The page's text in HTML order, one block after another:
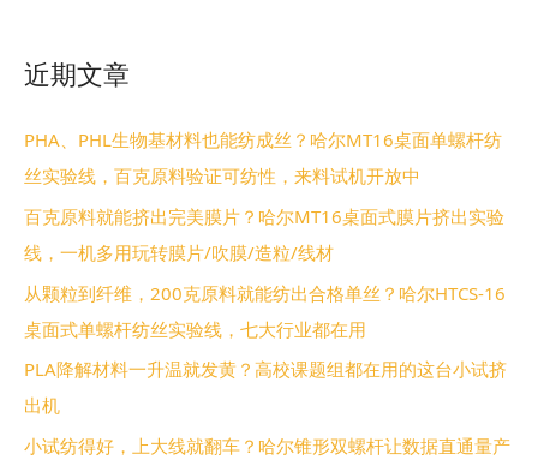
近期文章
PHA、PHL生物基材料也能纺成丝？哈尔MT16桌面单螺杆纺
丝实验线，百克原料验证可纺性，来料试机开放中
百克原料就能挤出完美膜片？哈尔MT16桌面式膜片挤出实验
线，一机多用玩转膜片/吹膜/造粒/线材
从颗粒到纤维，200克原料就能纺出合格单丝？哈尔HTCS-16
桌面式单螺杆纺丝实验线，七大行业都在用
PLA降解材料一升温就发黄？高校课题组都在用的这台小试挤
出机
小试纺得好，上大线就翻车？哈尔锥形双螺杆让数据直通量产